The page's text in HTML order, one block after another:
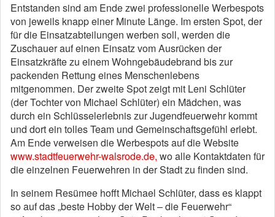
Entstanden sind am Ende zwei professionelle Werbespots
von jeweils knapp einer Minute Länge. Im ersten Spot, der
für die Einsatzabteilungen werben soll, werden die
Zuschauer auf einen Einsatz vom Ausrücken der
Einsatzkräfte zu einem Wohngebäudebrand bis zur
packenden Rettung eines Menschenlebens
mitgenommen. Der zweite Spot zeigt mit Leni Schlüter
(der Tochter von Michael Schlüter) ein Mädchen, was
durch ein Schlüsselerlebnis zur Jugendfeuerwehr kommt
und dort ein tolles Team und Gemeinschaftsgefühl erlebt.
Am Ende verweisen die Werbespots auf die Website
www.stadtfeuerwehr-walsrode.de, wo alle Kontaktdaten für
die einzelnen Feuerwehren in der Stadt zu finden sind.
In seinem Resümee hofft Michael Schlüter, dass es klappt
so auf das „beste Hobby der Welt – die Feuerwehr“